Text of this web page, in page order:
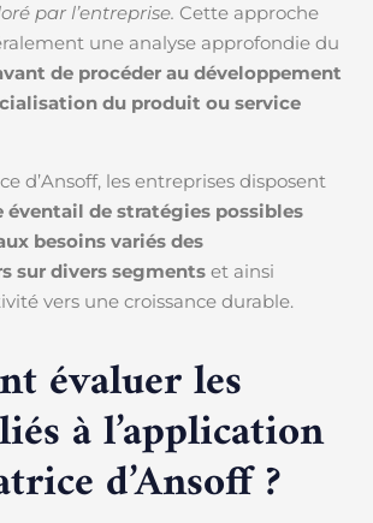
par l’entreprise. Cette approche
une analyse approfondie du
de procéder au développement
du produit ou service
d’Ansoff, les entreprises disposent
éventail de stratégies possibles
besoins variés des
sur divers segments et ainsi
vers une croissance durable.
évaluer les
à l’application
d’Ansoff ?